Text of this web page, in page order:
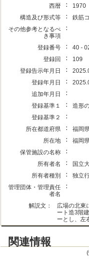
西暦
：
1970
構造及び形式等
：
鉄筋
その他参考となるべ
き事項
：
登録番号 ：
40 -
登録回
：
109
登録告示年月日
：
登録年月日
：
追加年月日
：
登録基準１ ：
造形
登録基準２
：
所在都道府県 ：
福岡
所在地
：
福岡
保管施設の名称
：
所有者名 ：
国立
所有者種別
：
独立
管理団体・管理責任
者名
：
解説文：
広場の北東
ート造3階
ーとし、左
関連情報